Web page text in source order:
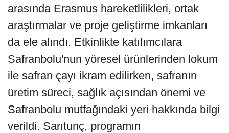
arasında Erasmus hareketlilikleri, ortak
araştırmalar ve proje geliştirme imkanları
da ele alındı. Etkinlikte katılımcılara
Safranbolu'nun yöresel ürünlerinden lokum
ile safran çayı ikram edilirken, safranın
üretim süreci, sağlık açısından önemi ve
Safranbolu mutfağındaki yeri hakkında bilgi
verildi. Sarıtunç, programın